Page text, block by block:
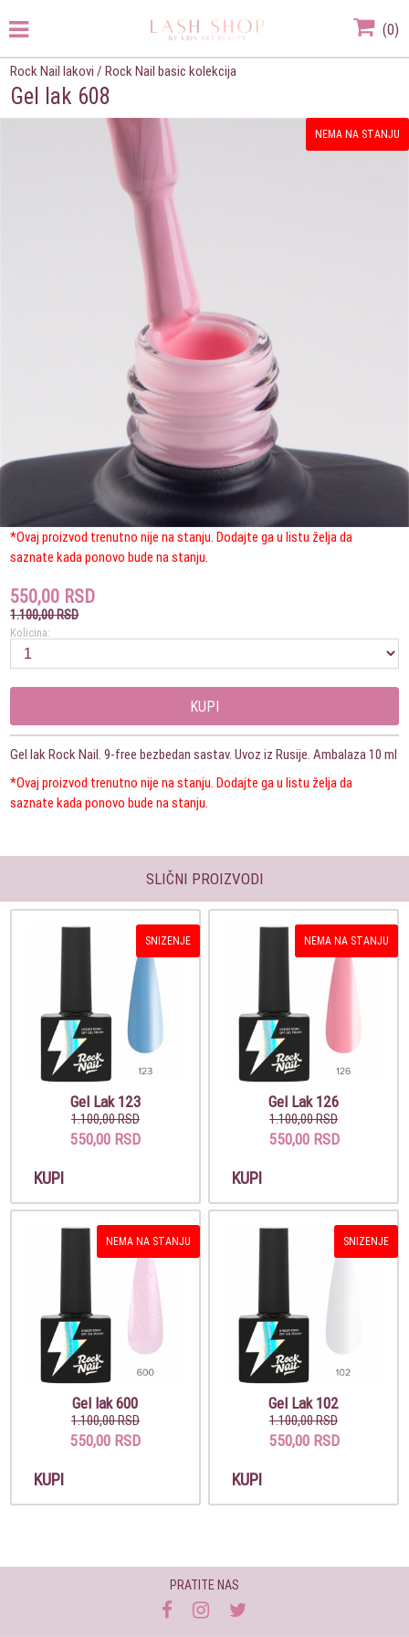
(0)
Rock Nail lakovi /Rock Nail basic kolekcija
Gel lak 608
NEMA NA STANJU
*Ovaj proizvod trenutno nije na stanju. Dodajte ga u listu želja da
saznate kada ponovo bude na stanju.
550,00 RSD
1.100,00 RSD
Kolicina:
KUPI
Gel lak Rock Nail. 9-free bezbedan sastav. Uvoz iz Rusije. Ambalaza 10 ml
*Ovaj proizvod trenutno nije na stanju. Dodajte ga u listu želja da
saznate kada ponovo bude na stanju.
SLIČNI PROIZVODI
SNIZENJE
Gel Lak 123
1.100,00 RSD
550,00 RSD
KUPI
NEMA NA STANJU
Gel Lak 126
1.100,00 RSD
550,00 RSD
KUPI
NEMA NA STANJU
Gel lak 600
1.100,00 RSD
550,00 RSD
KUPI
SNIZENJE
Gel Lak 102
1.100,00 RSD
550,00 RSD
KUPI
PRATITE NAS